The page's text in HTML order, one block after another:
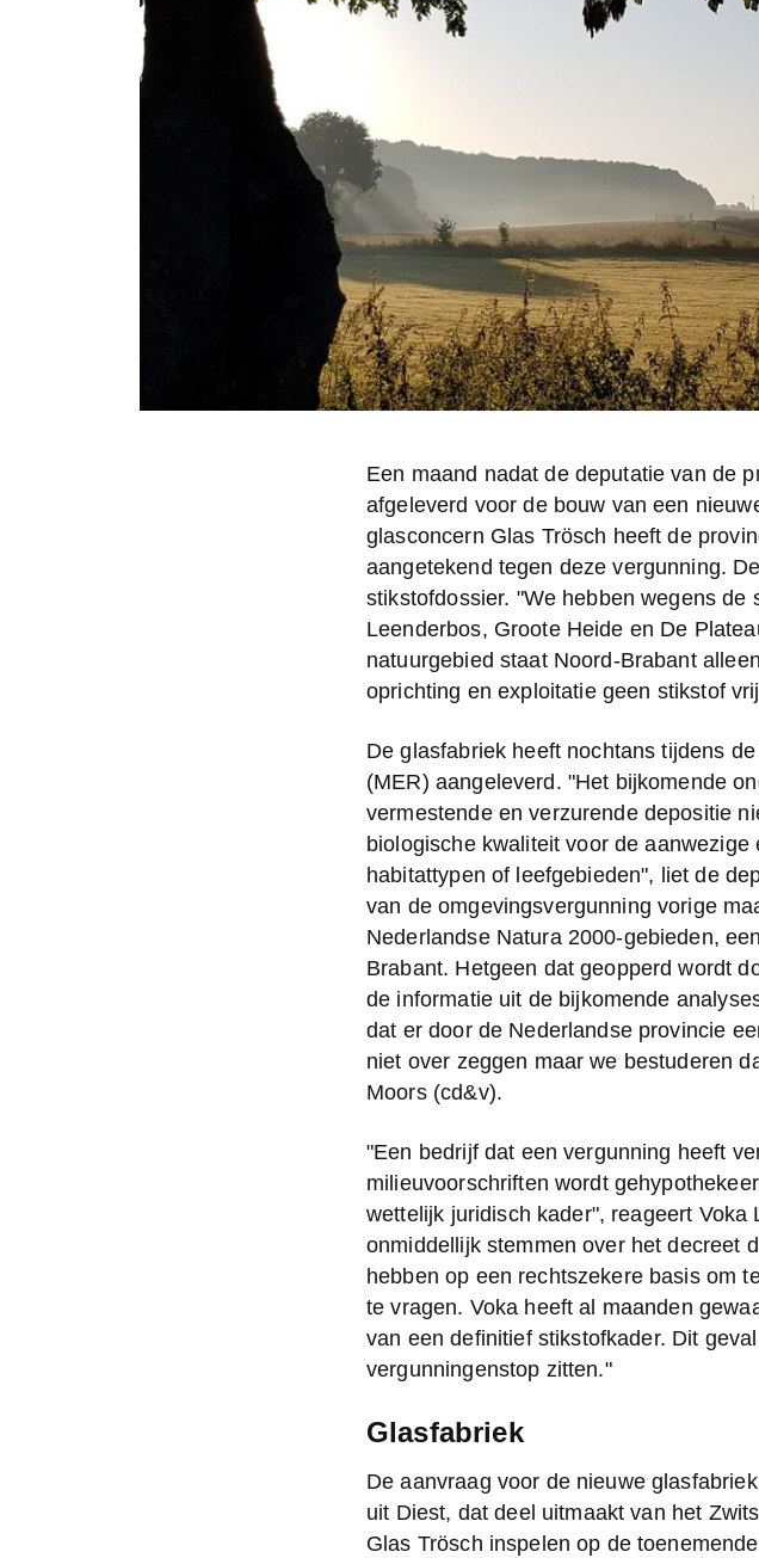
Een maand nadat de deputatie van de
afgeleverd voor de bouw van een
glasconcern Glas Trösch heeft de
aangetekend tegen deze vergunning.
stikstofdossier. "We hebben wegens
Leenderbos, Groote Heide en De
natuurgebied staat Noord-Brabant
oprichting en exploitatie geen stikstof
De glasfabriek heeft nochtans tijdens
(MER) aangeleverd. "Het bijkomende
vermestende en verzurende depositie
biologische kwaliteit voor de
habitattypen of leefgebieden", liet de
van de omgevingsvergunning vorige
Nederlandse Natura 2000-gebieden,
Brabant. Hetgeen dat geopperd wordt
de informatie uit de bijkomende
dat er door de Nederlandse provincie
niet over zeggen maar we bestuderen
Moors (cd&v).
"Een bedrijf dat een vergunning heeft
milieuvoorschriften wordt
wettelijk juridisch kader", reageert
onmiddellijk stemmen over het decreet
hebben op een rechtszekere basis om
te vragen. Voka heeft al maanden
van een definitief stikstofkader. Dit
vergunningenstop zitten."
Glasfabriek
De aanvraag voor de nieuwe
uit Diest, dat deel uitmaakt van het
Glas Trösch inspelen op de